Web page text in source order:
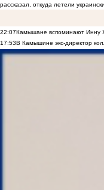
рассказал, откуда летели
22:07Камышане вспоминают Инну
17:53В Камышине экс-директор